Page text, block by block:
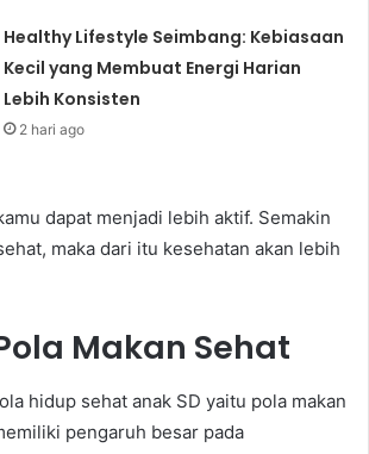
Healthy Lifestyle Seimbang: Kebiasaan
Kecil yang Membuat Energi Harian
Lebih Konsisten
2 hari ago
dapat menjadi lebih aktif. Semakin
maka dari itu kesehatan akan lebih
Makan Sehat
hidup sehat anak SD yaitu pola makan
pengaruh besar pada